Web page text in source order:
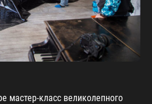
мастер-класс великолепного